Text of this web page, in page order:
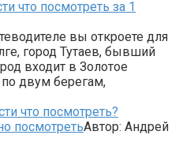
вы откроете для
город Тутаев, бывший
входит в Золотое
двум берегам,
что посмотреть?
посмотретьАвтор: Андрей